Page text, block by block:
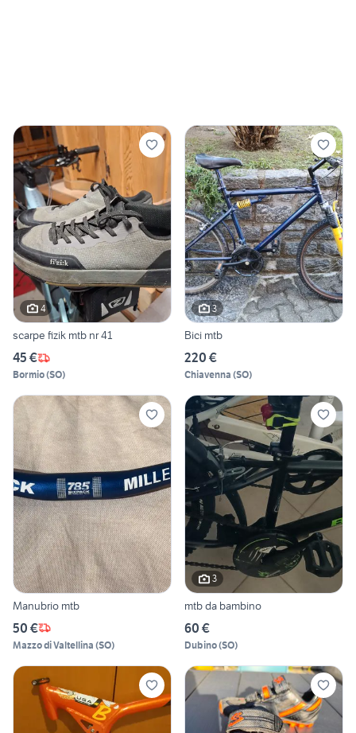
4
scarpe fizik mtb nr 41
45 €
Bormio(SO)
3
Bici mtb
220 €
Chiavenna (SO)
Manubrio mtb
50 €
Mazzo di Valtellina (SO)
3
mtb da bambino
60 €
Dubino(SO)